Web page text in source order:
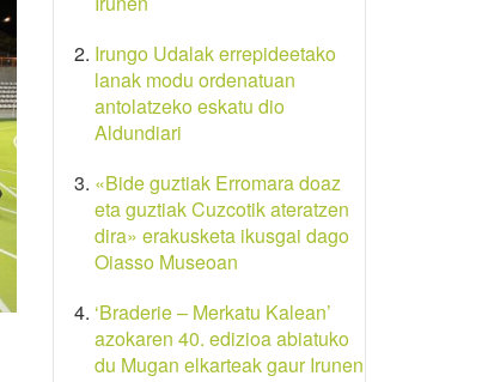
Irungo Udalak errepideetako
lanak modu ordenatuan
antolatzeko eskatu dio
Aldundiari
«Bide guztiak Erromara doaz
eta guztiak Cuzcotik ateratzen
dira» erakusketa ikusgai dago
Oiasso Museoan
‘Braderie – Merkatu Kalean’
azokaren 40. edizioa abiatuko
du Mugan elkarteak gaur Irunen